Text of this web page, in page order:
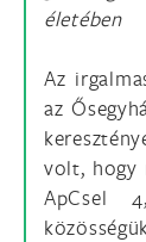
életében
Az
az
volt, hogy
ApCsel